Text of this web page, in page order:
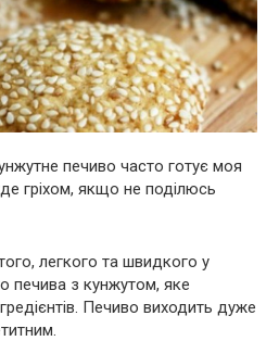
печиво часто готує моя
гріхом, якщо не поділюсь
легкого та швидкого у
печива з кунжутом, яке
Печиво виходить дуже